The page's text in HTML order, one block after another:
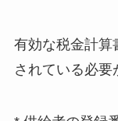
有効な税金計算
されている必要